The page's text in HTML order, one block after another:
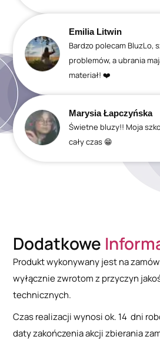
Emilia Litwin
Bardzo polecam BluzLo,
problemów, a ubrania
materiał! ❤️
Marysia Łapczyńska
Świetne bluzy!! Moja
cały czas 😁
Dodatkowe
Produkt wykonywany jest na
wyłącznie zwrotom z przyczyn
technicznych.
Czas realizacji wynosi ok. 14 dni
daty zakończenia akcji zbierania